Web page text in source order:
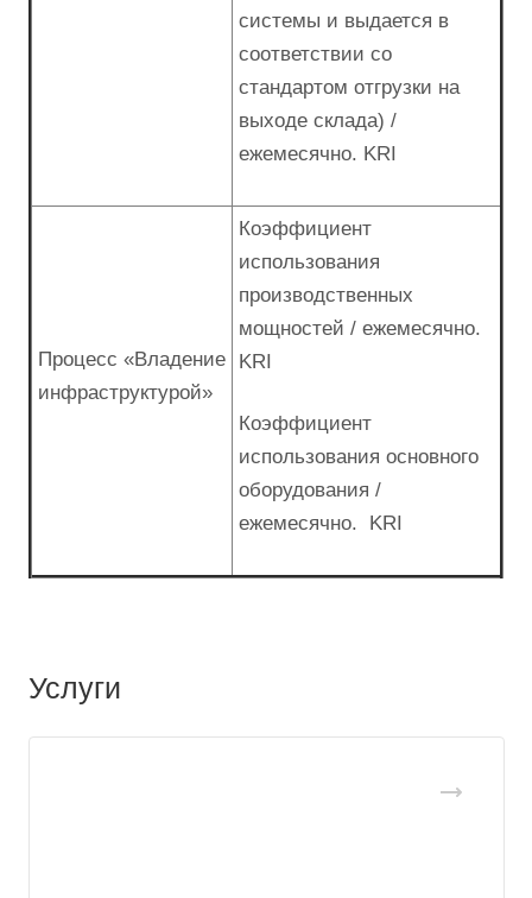
системы и выдается в
соответствии со
стандартом отгрузки на
выходе склада) /
ежемесячно. KRI
Процесс «Владение
инфраструктурой»
Коэффициент
использования
производственных
мощностей / ежемесячно.
KRI
Коэффициент
использования основного
оборудования /
ежемесячно. KRI
Услуги